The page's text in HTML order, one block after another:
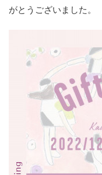
がとうございました。